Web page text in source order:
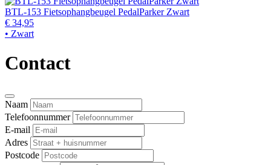
BTL-153 Fietsophangbeugel PedalParker Zwart
€ 34,95
• Zwart
Contact
Naam
Telefoonnummer
E-mail
Adres
Postcode